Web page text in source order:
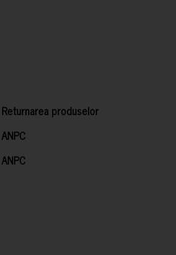
Returnarea produselor
ANPC
ANPC